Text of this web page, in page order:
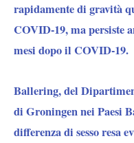
rapidamente di gravità
COVID-19, ma persiste
mesi dopo il COVID-19.
Ballering, del
di Groningen nei Paesi
differenza di sesso resa